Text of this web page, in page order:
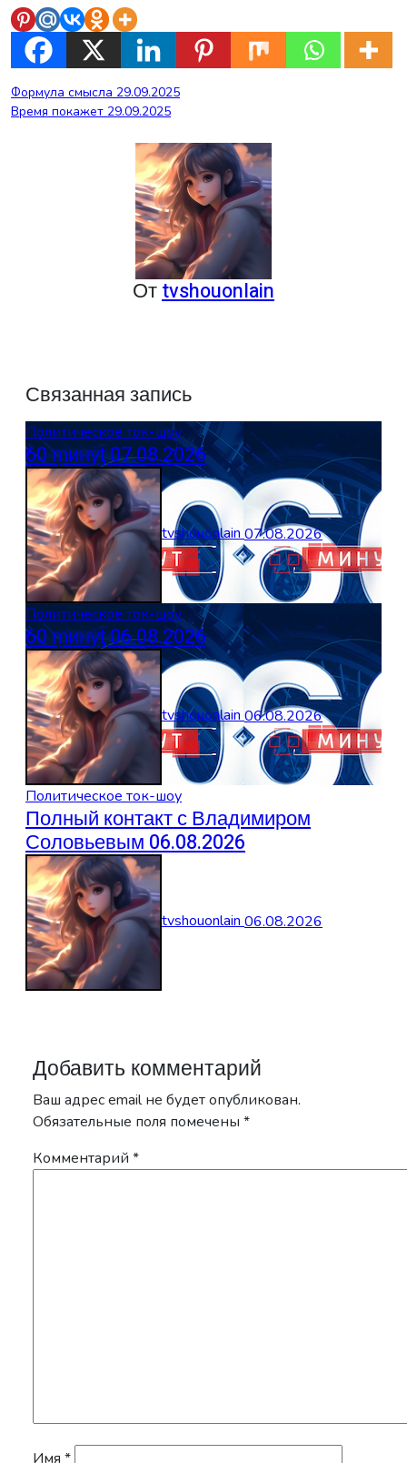
Навигация
по
Формула смысла 29.09.2025
Время покажет 29.09.2025
Отtvshouonlain
Связанная запись
Политическое ток-шоу
60 ṃинẏƫ 07.08.2026
tvshouonlain07.08.2026
Политическое ток-шоу
60 ṃинẏƫ 06.08.2026
tvshouonlain06.08.2026
Политическое ток-шоу
Полный контакт с Владимиром
Соловьевым 06.08.2026
tvshouonlain06.08.2026
Добавить комментарий
Ваш адрес email не будет опубликован.
Обязательные поля помечены *
Комментарий *
Имя *